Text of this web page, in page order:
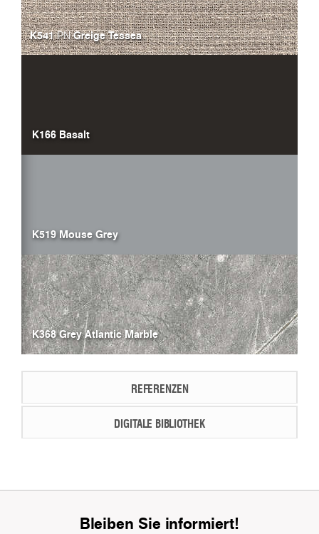
K541PNGreige Tessea
K166 Basalt
K519 Mouse Grey
K368 Grey Atlantic Marble
REFERENZEN
DIGITALE BIBLIOTHEK
Bleiben Sie informiert!